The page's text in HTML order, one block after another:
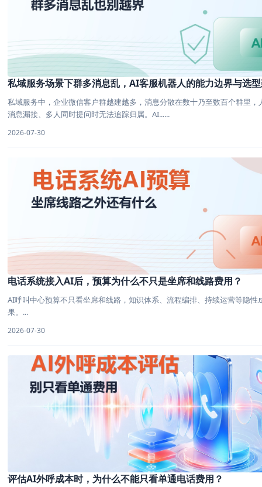
私域服务场景下群多消息乱，AI客服机器人的能力边界与选
私域服务中，企业微信客户群越建越多，消息分散在数十乃至数百个群里
消息漏接、多人同时提问时无法追踪归属。AI......
2026-07-30
电话系统接入AI后，预算为什么不只是坐席和线路费用？
AI呼叫中心预算不只看坐席和线路，知识体系、流程编排、持续运营等隐性
果。...
2026-07-30
评估AI外呼成本时，为什么不能只看单通电话费用？